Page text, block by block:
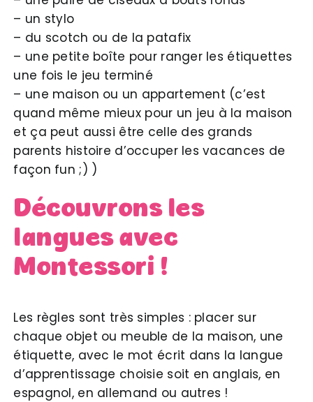
– un stylo
– du scotch ou de la patafix
– une petite boîte pour ranger les étiquettes
une fois le jeu terminé
– une maison ou un appartement (c’est
quand même mieux pour un jeu à la maison
et ça peut aussi être celle des grands
parents histoire d’occuper les vacances de
façon fun ;) )
Découvrons les
langues avec
Montessori !
Les règles sont très simples : placer sur
chaque objet ou meuble de la maison, une
étiquette, avec le mot écrit dans la langue
d’apprentissage choisie soit en anglais, en
espagnol, en allemand ou autres !